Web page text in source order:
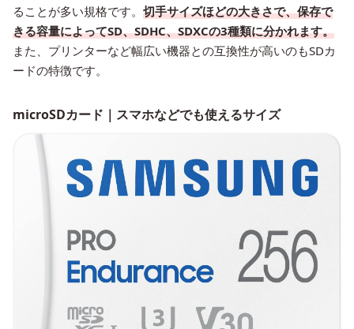
ることが多い規格です。 切手サイズほどの大きさで、保存で
きる容量によってSD、SDHC、SDXCの3種類に分かれます。
また、プリンターなど幅広い機器との互換性が高いのもSDカ
ードの特徴です。
microSDカード｜スマホなどでも使えるサイズ